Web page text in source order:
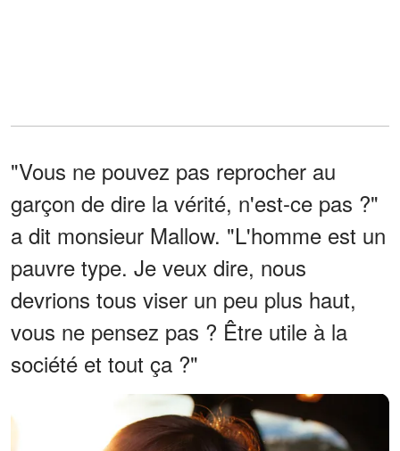
"Vous ne pouvez pas reprocher au
garçon de dire la vérité, n'est-ce pas ?"
a dit monsieur Mallow. "L'homme est un
pauvre type. Je veux dire, nous
devrions tous viser un peu plus haut,
vous ne pensez pas ? Être utile à la
société et tout ça ?"